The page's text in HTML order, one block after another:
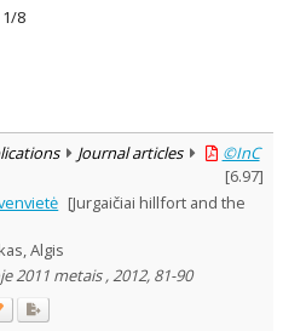
1/8
Journal articles
©InC
[6.97]
[Jurgaičiai hillfort and the
Algis
2011 metais , 2012, 81-90